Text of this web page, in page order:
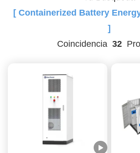
[ Containerized Battery
]
Coincidencia 32